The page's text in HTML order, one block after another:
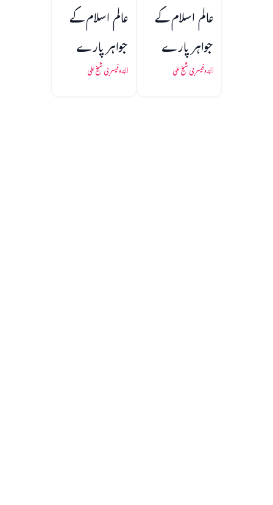
عالم اسلام کے
جواہر پارے
پروفیسر بی شیخ علی
عالم اسلام کے
جواہر پارے
پروفیسر بی شیخ علی